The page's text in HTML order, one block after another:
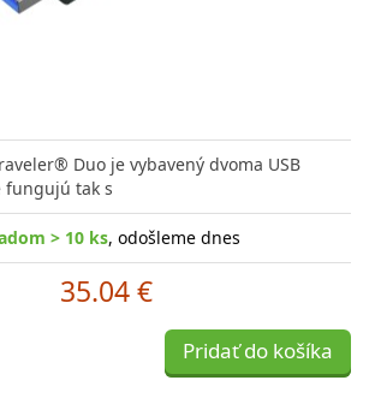
Duo je vybavený dvoma USB
fungujú tak s
> 10 ks, odošleme dnes
35.04 €
Pridať do košíka